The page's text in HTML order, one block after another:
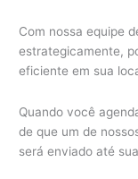
Com nossa equipe
estrategicamente,
eficiente em sua
Quando você
de que um de
será enviado até